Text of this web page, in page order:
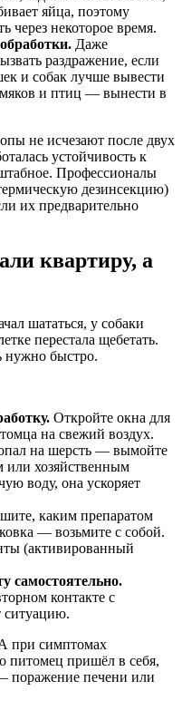
яйца, поэтому
через некоторое время.
Даже
раздражение, если
и собак лучше вывести
и птиц — вынести в
не исчезают после двух
устойчивость к
Профессионалы
дезинсекцию)
их предварительно
квартиру, а
шататься, у собаки
перестала щебетать.
нужно быстро.
Откройте окна для
на свежий воздух.
на шерсть — вымойте
хозяйственным
воду, она ускоряет
каким препаратом
— возьмите с собой.
(активированный
самостоятельно.
контакте с
ситуацию.
при симптомах
питомец пришёл в себя,
поражение печени или